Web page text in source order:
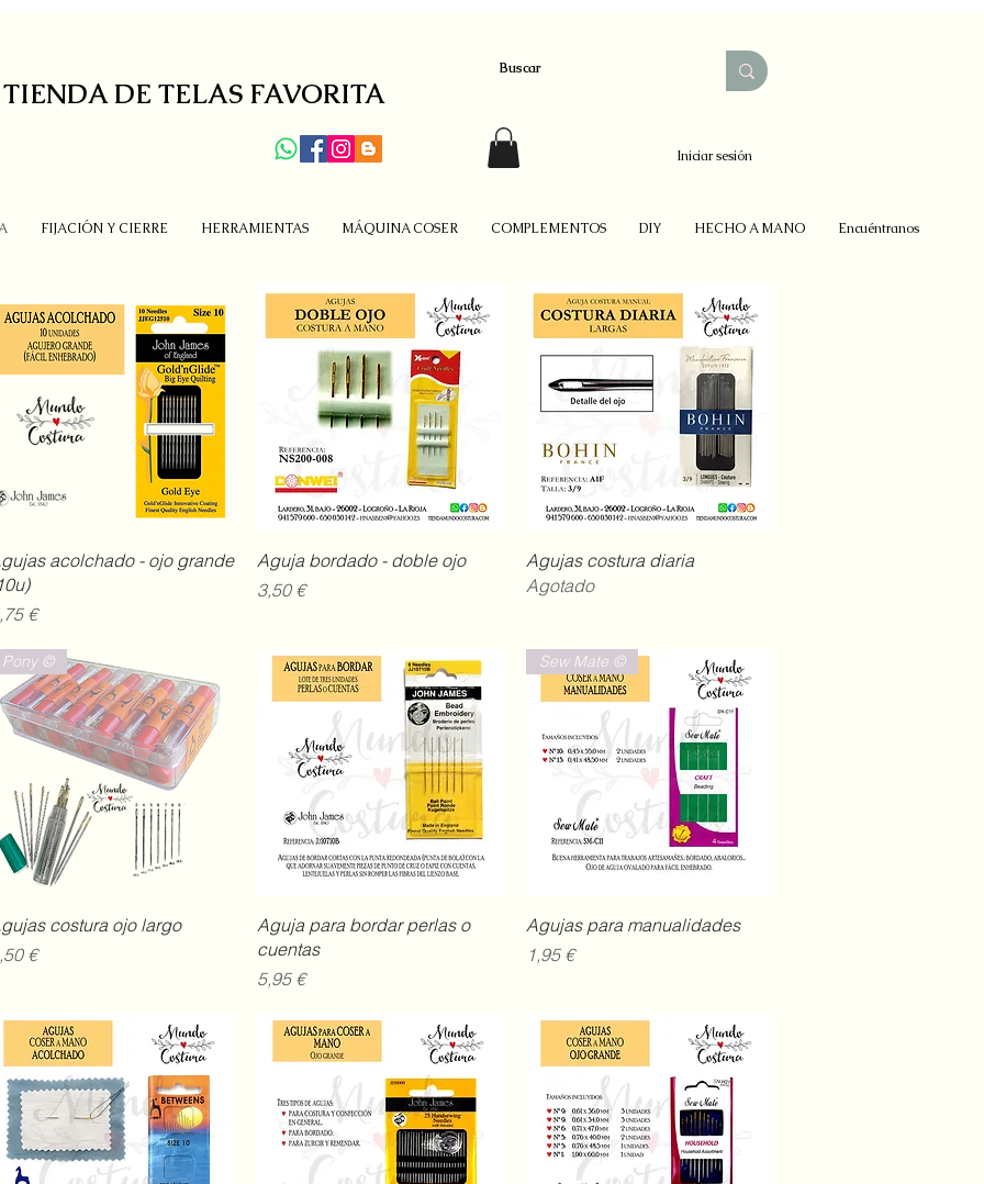
DE TELAS FAVORITA
Iniciar sesión
FIJACIÓN Y CIERRE HERRAMIENTAS MÁQUINA COSER COMPLEMENTOS DIY HECHO A MANO Encuéntranos
Vista rápida
acolchado - ojo grande
€
Vista rápida
Aguja bordado - doble ojo
Precio
3,50 €
Vista rápida
Agujas costura diaria
Agotado
Vista rápida
Pony ©
costura ojo largo
€
Vista rápida
Aguja para bordar perlas o
cuentas
Precio
5,95 €
Vista rápida
Sew Mate ©
Agujas para manualidades
Precio
1,95 €